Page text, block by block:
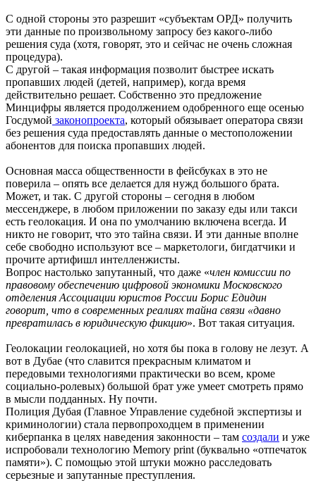
С одной стороны это разрешит «субъектам ОРД» получить
эти данные по произвольному запросу без какого-либо
решения суда (хотя, говорят, это и сейчас не очень сложная
процедура).
С другой – такая информация позволит быстрее искать
пропавших людей (детей, например), когда время
действительно решает. Собственно это предложение
Минцифры является продолжением одобренного еще осенью
Госдумой законопроекта, который обязывает оператора связи
без решения суда предоставлять данные о местоположении
абонентов для поиска пропавших людей.
Основная масса общественности в фейсбуках в это не
поверила – опять все делается для нужд большого брата.
Может, и так. С другой стороны – сегодня в любом
мессенджере, в любом приложении по заказу еды или такси
есть геолокация. И она по умолчанию включена всегда. И
никто не говорит, что это тайна связи. И эти данные вполне
себе свободно используют все – маркетологи, бигдатчики и
прочите артифишл интелленжисты.
Вопрос настолько запутанный, что даже «член комиссии по
правовому обеспечению цифровой экономики Московского
отделения Ассоциации юристов России Борис Едидин
говорит, что в современных реалиях тайна связи «давно
превратилась в юридическую фикцию». Вот такая ситуация.
Геолокации геолокацией, но хотя бы пока в голову не лезут. А
вот в Дубае (что славится прекрасным климатом и
передовыми технологиями практически во всем, кроме
социально-ролевых) большой брат уже умеет смотреть прямо
в мысли подданных. Ну почти.
Полиция Дубая (Главное Управление судебной экспертизы и
криминологии) стала первопроходцем в применении
киберпанка в целях наведения законности – там создали и уже
испробовали технологию Memory print (буквально «отпечаток
памяти»). С помощью этой штуки можно расследовать
серьезные и запутанные преступления.